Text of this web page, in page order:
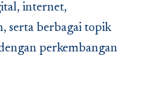
internet,
serta berbagai topik
perkembangan